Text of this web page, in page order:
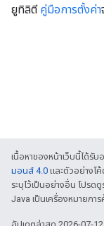
ยูทิลิตี คู่มือการตั้งค่า
เนื้อหาของหน้าเว็บนี้ได้รั
มอนส์ 4.0 และตัวอย่างโ
ระบุไว้เป็นอย่างอื่น โปรด
Java เป็นเครื่องหมายกา